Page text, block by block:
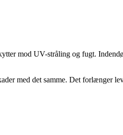
mod UV-stråling og fugt.
med det samme. Det forlænger